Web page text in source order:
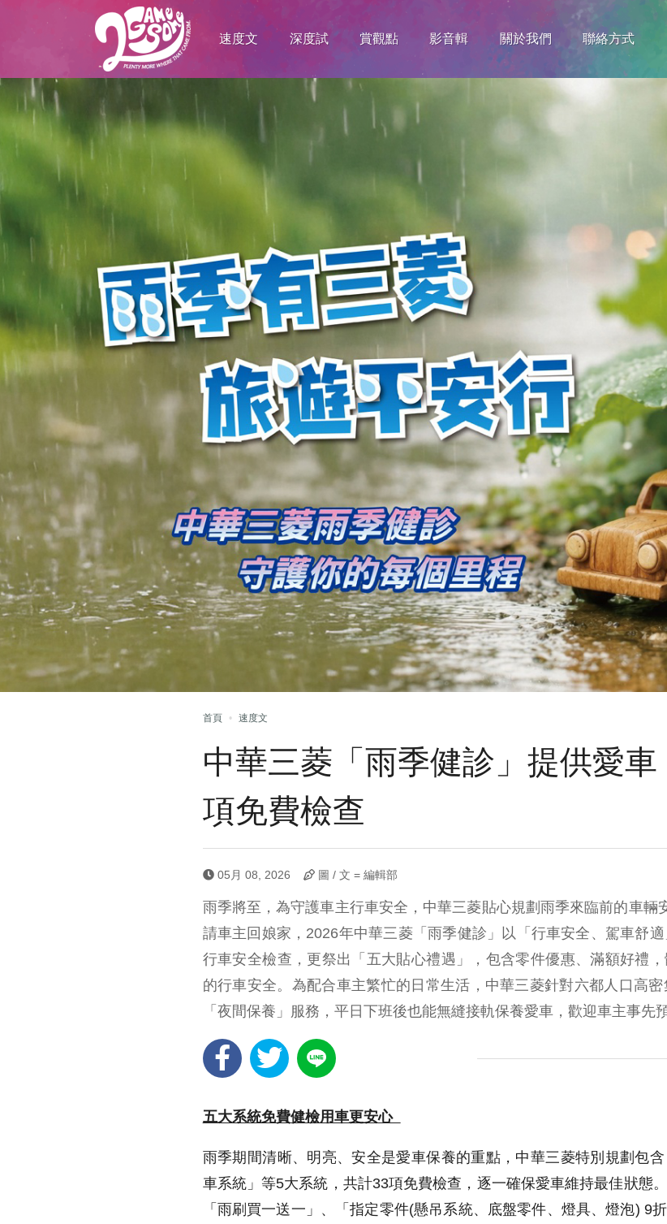
速度文 深度試 賞觀點 影音輯 關於我們 聯絡方式
首頁 速度文
中華三菱「雨季健診」提供愛
項免費檢查
05月 08, 2026 圖 / 文 = 編輯部
雨季將至，為守護車主行車安全，中華三菱貼心規劃雨季來臨前的車輛
請車主回娘家，2026年中華三菱「雨季健診」以「行車安全、駕車舒
行車安全檢查，更祭出「五大貼心禮遇」，包含零件優惠、滿額好禮
的行車安全。為配合車主繁忙的日常生活，中華三菱針對六都人口高
「夜間保養」服務，平日下班後也能無縫接軌保養愛車，歡迎車主事先
五大系統免費健檢用車更安心
雨季期間清晰、明亮、安全是愛車保養的重點，中華三菱特別規劃包
車系統」等5大系統，共計33項免費檢查，逐一確保愛車維持最佳狀態
「雨刷買一送一」、「指定零件(懸吊系統、底盤零件、燈具、燈泡) 9